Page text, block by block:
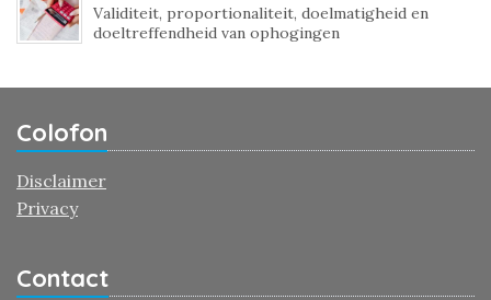
Validiteit, proportionaliteit, doelmatigheid en
doeltreffendheid van ophogingen
Colofon
Disclaimer
Privacy
Contact